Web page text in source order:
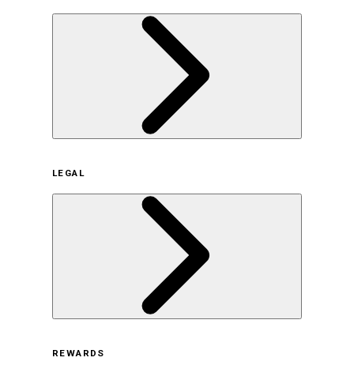
サステナビリティの取り組み（日本）
サステナビリティの取り組み（米国/英語）
ヒストリー
採用情報
LEGAL
REWARDS